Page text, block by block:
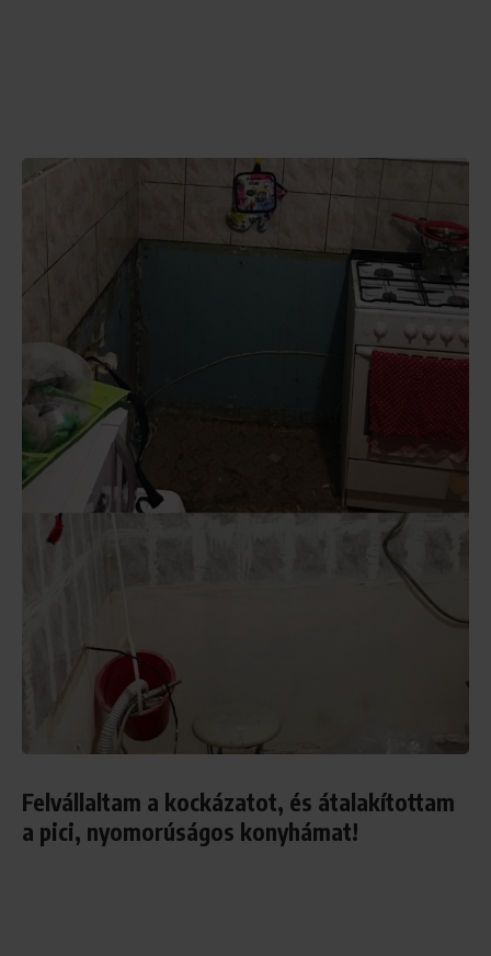
Felvállaltam a kockázatot, és átalakítottam
a pici, nyomorúságos konyhámat!